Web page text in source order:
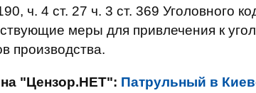
ч. 4 ст. 27 ч. 3 ст. 369 Уголовного
меры для привлечения к
производства.
на "Цензор.НЕТ": Патрульный в